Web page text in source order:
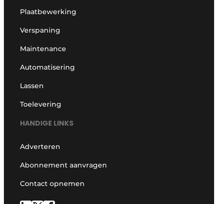
Plaatbewerking
Verspaning
Maintenance
Automatisering
Lassen
Toelevering
HANDIGE LINKS
Adverteren
Abonnement aanvragen
Contact opnemen